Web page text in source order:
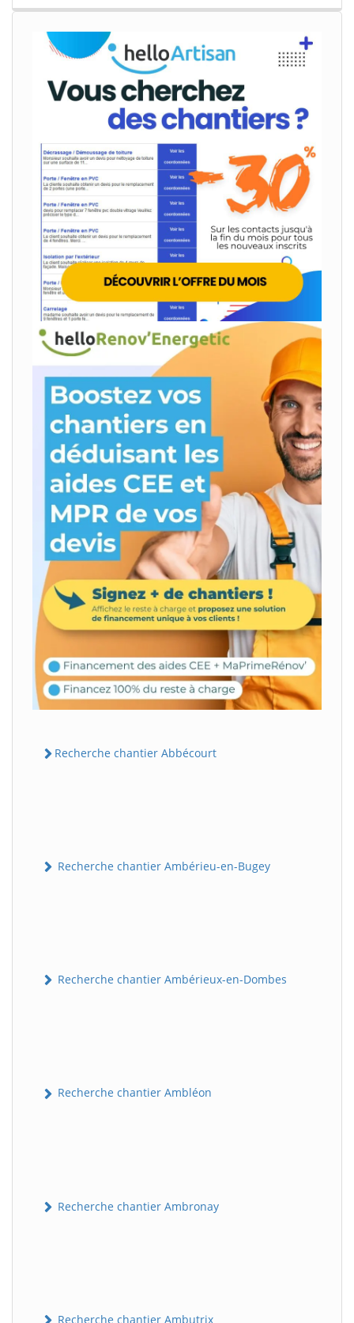
Recherche chantier Abbécourt
Recherche chantier Ambérieu-en-Bugey
Recherche chantier Ambérieux-en-Dombes
Recherche chantier Ambléon
Recherche chantier Ambronay
Recherche chantier Ambutrix